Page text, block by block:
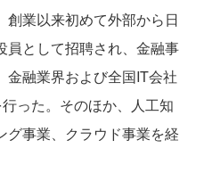
業以来初めて外部から日
員として招聘され、金融事
金融業界および全国IT会社
った。そのほか、人工知
グ事業、クラウド事業を経